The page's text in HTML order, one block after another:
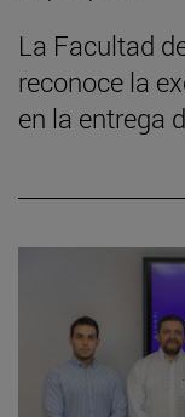
La Facultad
reconoce la
en la entrega